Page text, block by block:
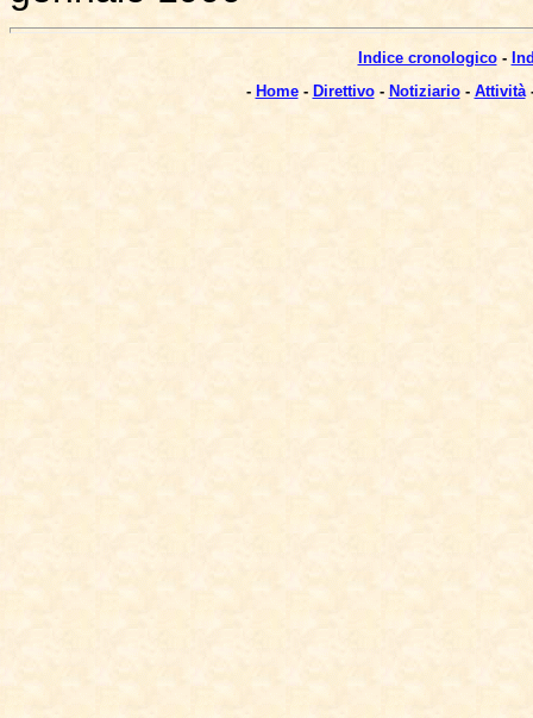
Indice cronologico-
- Home- Direttivo- Notiziario- Attività